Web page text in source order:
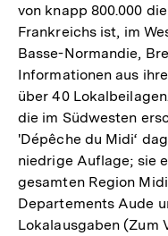
von knapp 800.000
Frankreichs ist, im
Basse-Normandie,
Informationen aus
über 40
die im Südwesten
'Dépêche du Midi‘
niedrige Auflage; sie
gesamten Region
Departements Aude
Lokalausgaben (Zum